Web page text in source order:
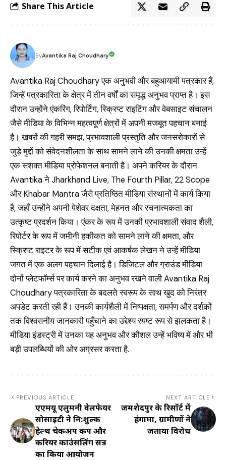
Share This Article
ByAvantika Raj Choudhary
Avantika Raj Choudhary एक अनुभवी और बहुआयामी पत्रकार हैं,
जिन्हें पत्रकारिता के क्षेत्र में तीन वर्षों का समृद्ध अनुभव प्राप्त है। इस
दौरान उन्होंने एंकरिंग, रिपोर्टिंग, स्क्रिप्ट राइटिंग और वेबसाइट संचालन
जैसे मीडिया के विभिन्न महत्वपूर्ण क्षेत्रों में अपनी मजबूत पहचान बनाई
है। खबरों की गहरी समझ, प्रभावशाली प्रस्तुति और जनसरोकारों से
जुड़े मुद्दों को संवेदनशीलता के साथ सामने लाने की उनकी क्षमता उन्हें
एक सशक्त मीडिया प्रोफेशनल बनाती है। अपने करियर के दौरान
Avantika ने Jharkhand Live, The Fourth Pillar, 22 Scope
और Khabar Mantra जैसे प्रतिष्ठित मीडिया संस्थानों में कार्य किया
है, जहाँ उन्होंने अपनी पेशेवर दक्षता, मेहनत और रचनात्मकता का
उत्कृष्ट प्रदर्शन किया। एंकर के रूप में उनकी प्रभावशाली संवाद शैली,
रिपोर्टर के रूप में जमीनी हकीकत को सामने लाने की क्षमता, और
स्क्रिप्ट राइटर के रूप में सटीक एवं आकर्षक लेखन ने उन्हें मीडिया
जगत में एक अलग पहचान दिलाई है। डिजिटल और ग्राउंड मीडिया
दोनों प्लेटफॉर्म्स पर कार्य करने का अनुभव रखने वाली Avantika Raj
Choudhary पत्रकारिता के बदलते स्वरूप के साथ खुद को निरंतर
अपडेट करती रही हैं। उनकी कार्यशैली में निष्पक्षता, समर्पण और दर्शकों
तक विश्वसनीय जानकारी पहुँचाने का उद्देश्य स्पष्ट रूप से झलकता है।
मीडिया इंडस्ट्री में उनका यह अनुभव और कौशल उन्हें भविष्य में और भी
बड़ी उपलब्धियों की ओर अग्रसर करता है.
PREVIOUS ARTICLE
एएमयू एलुमनी वेलफेयर
सोसाइटी ने नि:शुल्क
हेल्थ चेकअप कैंप और
करियर काउंसलिंग सत्र
का किया आयोजन
NEXT ARTICLE
जमशेदपुर के रिसॉर्ट में
हंगामा, ग्रामीणों ने
जताया विरोध